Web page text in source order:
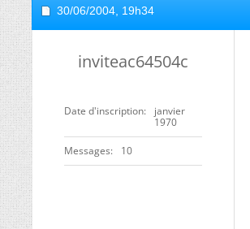
30/06/2004, 19h34
inviteac64504c
Date d'inscription
janvier
1970
Messages 10